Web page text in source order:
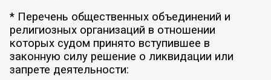
* Перечень общественных объединений и
религиозных организаций в отношении
которых судом принято вступившее в
законную силу решение о ликвидации или
запрете деятельности: